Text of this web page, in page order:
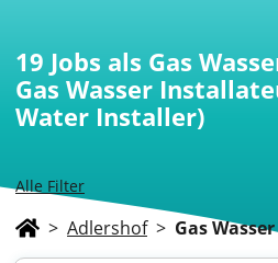
Alle Filter
19 Jobs als Gas
Gas Wasser
Water Installer)
> Adlershof > Gas